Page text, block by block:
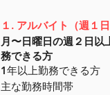
１. アルバイト（週１日
月〜日曜日の週２日
務できる方
1年以上勤務できる方
主な勤務時間帯